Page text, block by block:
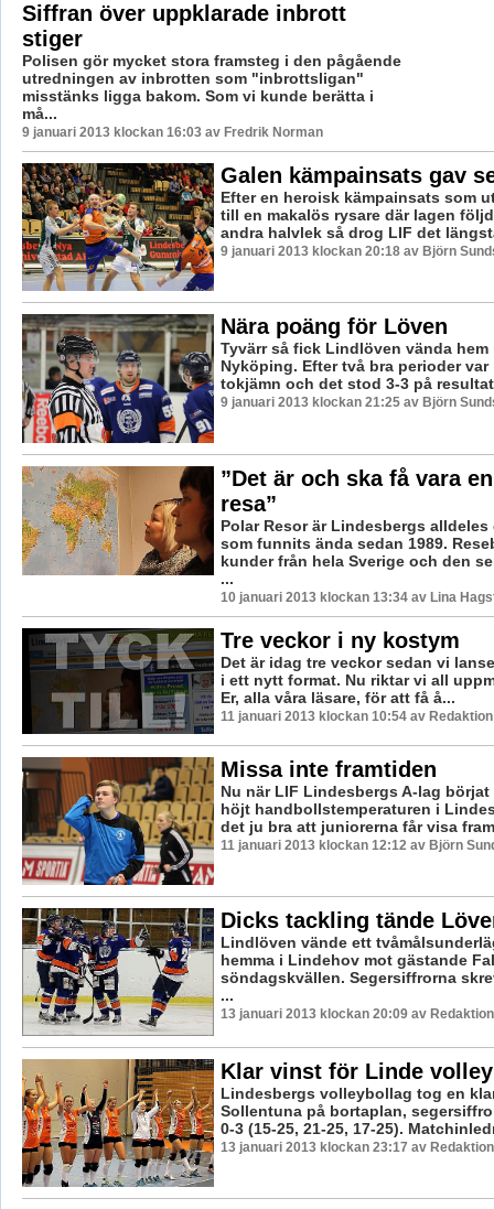
Siffran över uppklarade inbrott
stiger
Polisen gör mycket stora framsteg i den pågående
utredningen av inbrotten som "inbrottsligan"
misstänks ligga bakom. Som vi kunde berätta i
må...
9 januari 2013 klockan 16:03 av Fredrik Norman
Galen kämpainsats gav
Efter en heroisk kämpainsats som
till en makalös rysare där lagen
andra halvlek så drog LIF det
9 januari 2013 klockan 20:18 av Björn
Nära poäng för Löven
Tyvärr så fick Lindlöven vända
Nyköping. Efter två bra perioder var
tokjämn och det stod 3-3 på
9 januari 2013 klockan 21:25 av Björn
”Det är och ska få vara
resa”
Polar Resor är Lindesbergs alldeles
som funnits ända sedan 1989.
kunder från hela Sverige och den
...
10 januari 2013 klockan 13:34 av Lina
Tre veckor i ny kostym
Det är idag tre veckor sedan vi
i ett nytt format. Nu riktar vi all
Er, alla våra läsare, för att få å...
11 januari 2013 klockan 10:54 av
Missa inte framtiden
Nu när LIF Lindesbergs A-lag
höjt handbollstemperaturen i
det ju bra att juniorerna får visa
11 januari 2013 klockan 12:12 av Björn
Dicks tackling tände
Lindlöven vände ett
hemma i Lindehov mot gästande
söndagskvällen. Segersiffrorna
...
13 januari 2013 klockan 20:09 av
Klar vinst för Linde volley
Lindesbergs volleybollag tog en
Sollentuna på bortaplan,
0-3 (15-25, 21-25, 17-25).
13 januari 2013 klockan 23:17 av